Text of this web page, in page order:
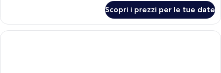
non
fumatori,
vista
Executive
con
2
Scopri i prezzi per le tue date